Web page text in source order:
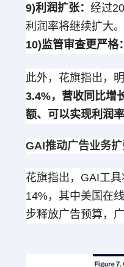
9)利润扩张： 经过
利润率将继续扩大。
10)监管审查更严格：
此外，花旗指出，
3.4%，营收同比增
额、可以实现利润
GAI推动广告业务
花旗指出，GAI工
14%，其中美国在
步释放广告预算，